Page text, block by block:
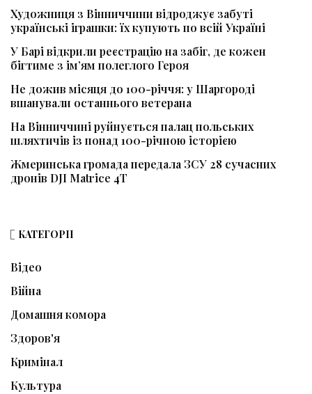
Художниця з Вінниччини відроджує забуті
українські іграшки: їх купують по всій Україні
У Барі відкрили реєстрацію на забіг, де кожен
бігтиме з ім’ям полеглого Героя
Не дожив місяця до 100-річчя: у Шаргороді
вшанували останнього ветерана
На Вінниччині руйнується палац польських
шляхтичів із понад 100-річною історією
Жмеринська громада передала ЗСУ 28 сучасних
дронів DJI Matrice 4T
КАТЕГОРІЇ
Відео
Війна
Домашня комора
Здоров'я
Кримінал
Культура